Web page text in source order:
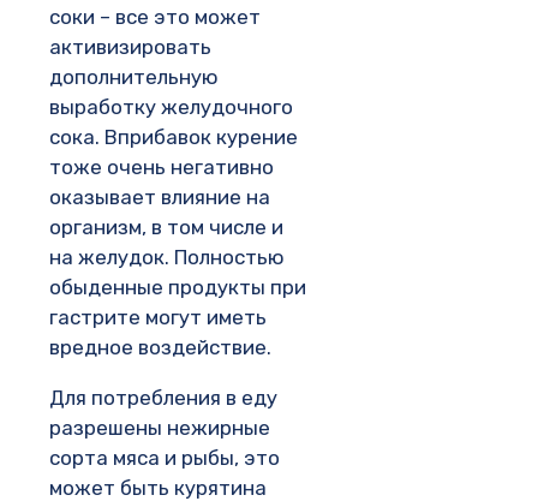
соки – все это может
активизировать
дополнительную
выработку желудочного
сока. Вприбавок курение
тоже очень негативно
оказывает влияние на
организм, в том числе и
на желудок. Полностью
обыденные продукты при
гастрите могут иметь
вредное воздействие.
Для потребления в еду
разрешены нежирные
сорта мяса и рыбы, это
может быть курятина